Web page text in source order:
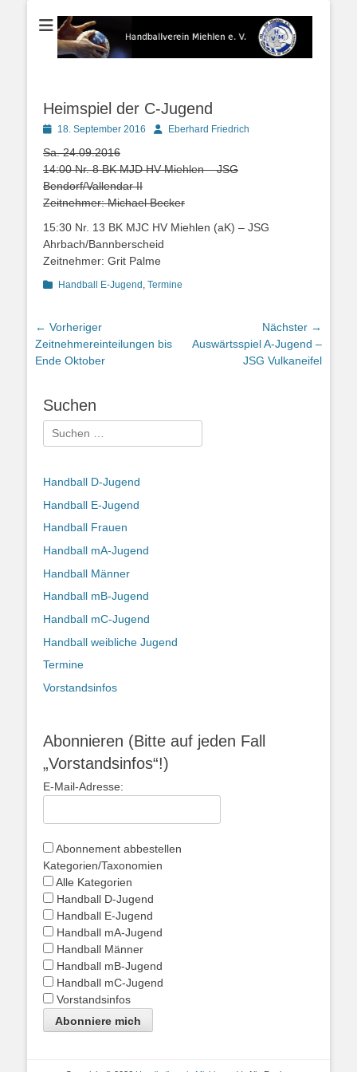
Handballverein
Miehlen e. V.
Der Handballverein im Blauen Ländchen
Heimspiel der C-Jugend
Posted18. September 2016 AutorEberhard Friedrich
Sa. 24.09.2016
14:00 Nr. 8 BK MJD HV Miehlen – JSG
Bendorf/Vallendar II
Zeitnehmer: Michael Becker
15:30 Nr. 13 BK MJC HV Miehlen (aK) – JSG
Ahrbach/Bannberscheid
Zeitnehmer: Grit Palme
Kategorien
Handball E-Jugend , Termine
Beitragsnavigation
← Vorheriger
Vorheriger
Beitrag:
Zeitnehmereinteilungen bis
Ende Oktober
Nächster →
Nächster
Auswärtsspiel A-Jugend –
JSG Vulkaneifel
Suchen
Suchen
nach:
Handball D-Jugend
Handball E-Jugend
Handball Frauen
Handball mA-Jugend
Handball Männer
Handball mB-Jugend
Handball mC-Jugend
Handball weibliche Jugend
Termine
Vorstandsinfos
Abonnieren (Bitte auf jeden Fall
„Vorstandsinfos“!)
E-Mail-Adresse:
Abonnement abbestellen
Kategorien/Taxonomien
Alle Kategorien
Handball D-Jugend
Handball E-Jugend
Handball mA-Jugend
Handball Männer
Handball mB-Jugend
Handball mC-Jugend
Vorstandsinfos
Abonniere mich